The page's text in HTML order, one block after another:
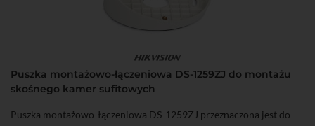
Puszka montażowo-łączeniowa DS-1259ZJ do montażu
skośnego kamer sufitowych
Puszka montażowo-łączeniowa DS-1259ZJ przeznaczona jest do